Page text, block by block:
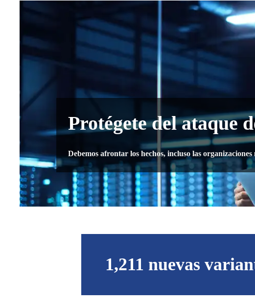
Protégete del ataque
Debemos afrontar los hechos, incluso las
1,211 nuevas